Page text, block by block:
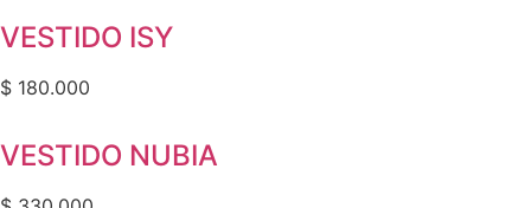
VESTIDO ISY
$ 180.000
VESTIDO NUBIA
Mini Vestidos